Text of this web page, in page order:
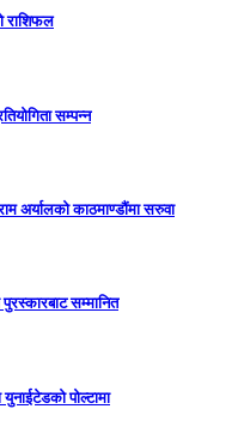
राशिफल
सम्पन्न
अर्यालको काठमाण्डौंमा सरुवा
सम्मानित
पोल्टामा